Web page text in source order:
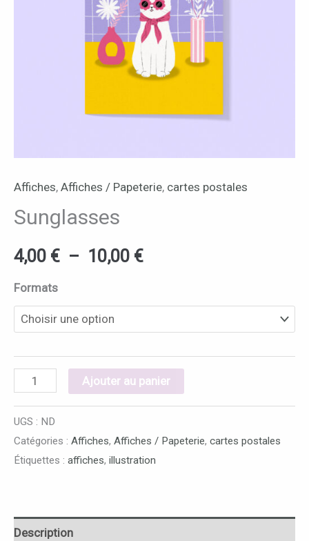
Affiches, Affiches / Papeterie, cartes postales
Sunglasses
4,00 € – 10,00 €
à
10,00 €
Formats
Ajouter au panier
UGS : ND
Catégories : Affiches, Affiches / Papeterie, cartes postales
Étiquettes : affiches, illustration
Description